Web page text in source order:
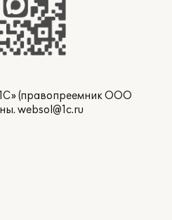
(правопреемник ООО
websol@1c.ru